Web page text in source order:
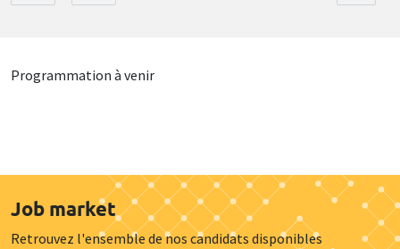
Programmation à venir
Job market
Retrouvez l'ensemble de nos candidats disponibles